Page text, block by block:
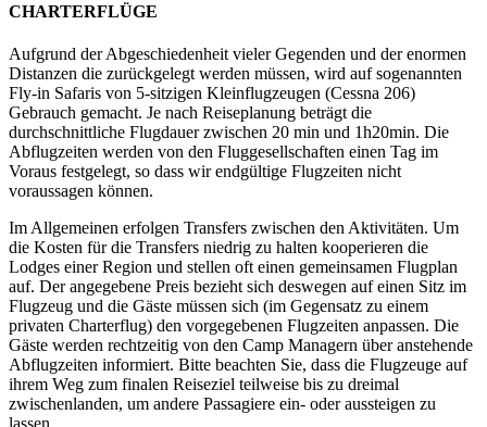
CHARTERFLÜGE
Aufgrund der Abgeschiedenheit vieler Gegenden und der enormen
Distanzen die zurückgelegt werden müssen, wird auf sogenannten
Fly-in Safaris von 5-sitzigen Kleinflugzeugen (Cessna 206)
Gebrauch gemacht. Je nach Reiseplanung beträgt die
durchschnittliche Flugdauer zwischen 20 min und 1h20min. Die
Abflugzeiten werden von den Fluggesellschaften einen Tag im
Voraus festgelegt, so dass wir endgültige Flugzeiten nicht
voraussagen können.
Im Allgemeinen erfolgen Transfers zwischen den Aktivitäten. Um
die Kosten für die Transfers niedrig zu halten kooperieren die
Lodges einer Region und stellen oft einen gemeinsamen Flugplan
auf. Der angegebene Preis bezieht sich deswegen auf einen Sitz im
Flugzeug und die Gäste müssen sich (im Gegensatz zu einem
privaten Charterflug) den vorgegebenen Flugzeiten anpassen. Die
Gäste werden rechtzeitig von den Camp Managern über anstehende
Abflugzeiten informiert. Bitte beachten Sie, dass die Flugzeuge auf
ihrem Weg zum finalen Reiseziel teilweise bis zu dreimal
zwischenlanden, um andere Passagiere ein- oder aussteigen zu
lassen.